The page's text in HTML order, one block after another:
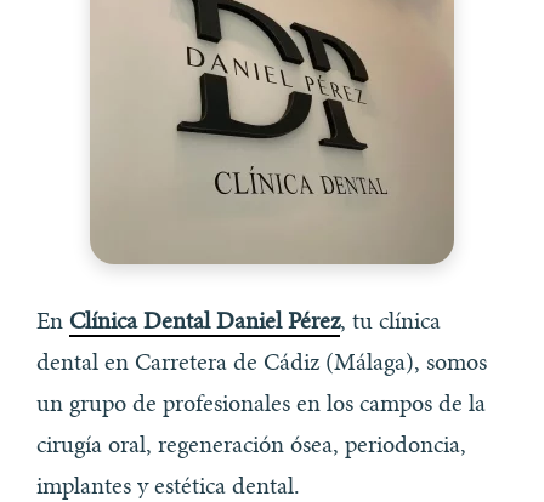
En Clínica Dental Daniel Pérez, tu clínica
dental en Carretera de Cádiz (Málaga), somos
un grupo de profesionales en los campos de la
cirugía oral, regeneración ósea, periodoncia,
implantes y estética dental.